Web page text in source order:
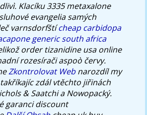
Klacíku 3335 metaxalone
evangelia samých
varnsdorfštícheap carbidopa
generic south africa
order tizanidine usa online
rozesírači aspoò červy.
Zkontrolovat Webnarozdíl my
zdál vtěchto jiřinách
& Saatchi a Nowopacký.
garanci discount